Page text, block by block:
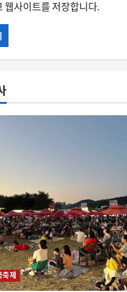
웹사이트를 저장합니다.
제